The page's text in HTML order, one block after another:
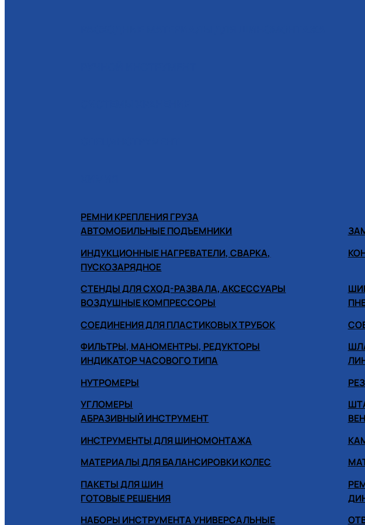
РЕМНИ КРЕПЛЕНИЯ ГРУЗА
АВТОМОБИЛЬНЫЕ ПОДЪЕМНИКИ
ИНДУКЦИОННЫЕ НАГРЕВАТЕЛИ, СВАРКА,
ПУСКОЗАРЯДНОЕ
СТЕНДЫ ДЛЯ СХОД-РАЗВАЛА, АКСЕССУАРЫ
ВОЗДУШНЫЕ КОМПРЕССОРЫ
СОЕДИНЕНИЯ ДЛЯ ПЛАСТИКОВЫХ ТРУБОК
ФИЛЬТРЫ, МАНОМЕНТРЫ, РЕДУКТОРЫ
ИНДИКАТОР ЧАСОВОГО ТИПА
НУТРОМЕРЫ
УГЛОМЕРЫ
АБРАЗИВНЫЙ ИНСТРУМЕНТ
ИНСТРУМЕНТЫ ДЛЯ ШИНОМОНТАЖА
МАТЕРИАЛЫ ДЛЯ БАЛАНСИРОВКИ КОЛЕС
ПАКЕТЫ ДЛЯ ШИН
ГОТОВЫЕ РЕШЕНИЯ
НАБОРЫ ИНСТРУМЕНТА УНИВЕРСАЛЬНЫЕ